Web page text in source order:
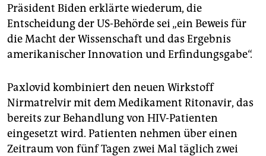
Präsident Biden erklärte wiederum, die
Entscheidung der US-Behörde sei „ein Beweis für
die Macht der Wissenschaft und das Ergebnis
amerikanischer Innovation und Erfindungsgabe“.
Paxlovid kombiniert den neuen Wirkstoff
Nirmatrelvir mit dem Medikament Ritonavir, das
bereits zur Behandlung von HIV-Patienten
eingesetzt wird. Patienten nehmen über einen
Zeitraum von fünf Tagen zwei Mal täglich zwei